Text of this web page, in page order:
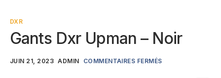
Types de gants
DXR
Gants Dxr Upman – Noir
JUIN 21, 2023 ADMIN COMMENTAIRES FERMÉS